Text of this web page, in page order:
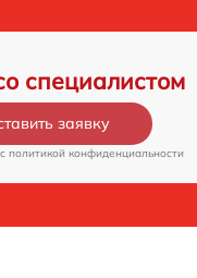
специалистом
заявку
политикой конфиденциальности